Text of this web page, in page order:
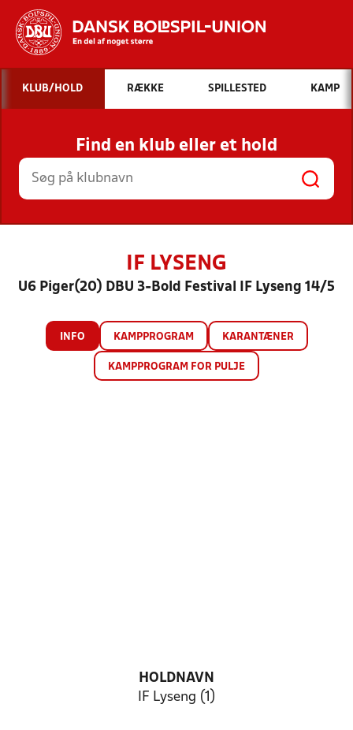
Hvad vil du søge efter?
INDHOLD OG NYHEDER
STILLINGER, RESULTATER, KLUBBER OG
HOLD
KLUB/HOLD RÆKKE SPILLESTED KAMP
Find en klub eller et hold
IF LYSENG
U6 Piger(20) DBU 3-Bold Festival IF Lyseng 14/5
INFO KAMPPROGRAM KARANTÆNER
KAMPPROGRAM FOR PULJE
HOLDNAVN
IF Lyseng (1)